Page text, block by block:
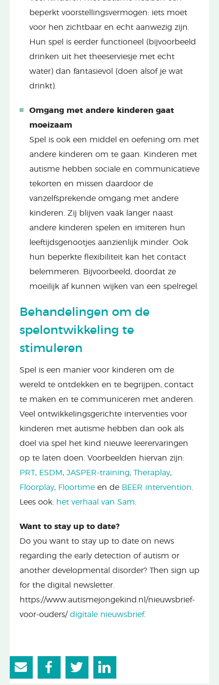
beperkt voorstellingsvermogen: iets moet
voor hen zichtbaar en echt aanwezig zijn.
Hun spel is eerder functioneel (bijvoorbeeld
drinken uit het theeserviesje met echt
water) dan fantasievol (doen alsof je wat
drinkt).
Omgang met andere kinderen gaat
moeizaam
Spel is ook een middel en oefening om met
andere kinderen om te gaan. Kinderen met
autisme hebben sociale en communicatieve
tekorten en missen daardoor de
vanzelfsprekende omgang met andere
kinderen. Zij blijven vaak langer naast
andere kinderen spelen en imiteren hun
leeftijdsgenootjes aanzienlijk minder. Ook
hun beperkte flexibiliteit kan het contact
belemmeren. Bijvoorbeeld, doordat ze
moeilijk af kunnen wijken van een spelregel.
Behandelingen om de
spelontwikkeling te
stimuleren
Spel is een manier voor kinderen om de
wereld te ontdekken en te begrijpen, contact
te maken en te communiceren met anderen.
Veel ontwikkelingsgerichte interventies voor
kinderen met autisme hebben dan ook als
doel via spel het kind nieuwe leerervaringen
op te laten doen. Voorbeelden hiervan zijn:
PRT, ESDM, JASPER-training, Theraplay,
Floorplay, Floortime en de BEER intervention
Lees ook: het verhaal van Sam
Want to stay up to date?
Do you want to stay up to date on news
regarding the early detection of autism or
another developmental disorder? Then sign up
for the digital newsletter.
https://www.autismejongekind.nl/nieuwsbrief-
voor-ouders/ digitale nieuwsbrief.